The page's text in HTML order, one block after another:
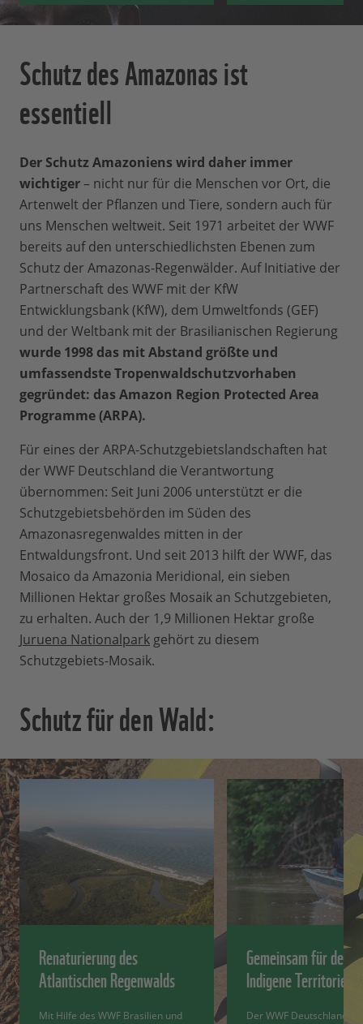
Schutz des Amazonas ist
essentiell
Der Schutz Amazoniens wird daher immer
wichtiger– nicht nur für die Menschen vor Ort, die
Artenwelt der Pflanzen und Tiere, sondern auch für
uns Menschen weltweit. Seit 1971 arbeitet der WWF
bereits auf den unterschiedlichsten Ebenen zum
Schutz der Amazonas-Regenwälder. Auf Initiative der
Partnerschaft des WWF mit der KfW
Entwicklungsbank (KfW), dem Umweltfonds (GEF)
und der Weltbank mit der Brasilianischen Regierung
wurde 1998 das mit Abstand größte und
umfassendste Tropenwaldschutzvorhaben
gegründet: das Amazon Region Protected Area
Programme (ARPA).
Für eines der ARPA-Schutzgebietslandschaften hat
der WWF Deutschland die Verantwortung
übernommen: Seit Juni 2006 unterstützt er die
Schutzgebietsbehörden im Süden des
Amazonasregenwaldes mitten in der
Entwaldungsfront. Und seit 2013 hilft der WWF, das
Mosaico da Amazonia Meridional, ein sieben
Millionen Hektar großes Mosaik an Schutzgebieten,
zu erhalten. Auch der 1,9 Millionen Hektar große
Juruena Nationalpark gehört zu diesem
Schutzgebiets-Mosaik.
Schutz für den Wald:
Renaturierung des
Atlantischen Regenwalds
Mit Hilfe des WWF Brasilien und
Gemeinsam für den
Indigene
Der WWF Deutschland